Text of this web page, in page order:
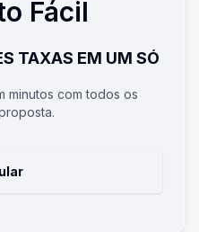
Fácil
TAXAS EM UM SÓ
minutos com todos os